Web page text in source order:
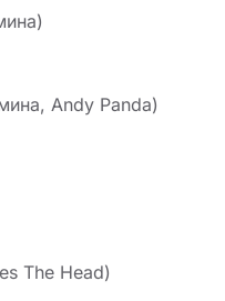
Andy Panda)
The Head)